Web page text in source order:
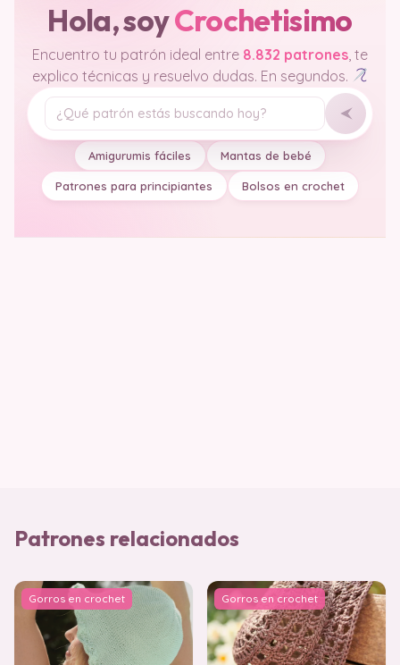
Hola, soyCrochetisimo
Encuentro tu patrón ideal entre 8.832 patrones , te
explico técnicas y resuelvo dudas. En segundos.
Tu pregunta
Amigurumis fáciles Mantas de bebé
Patrones para principiantes Bolsos en crochet
Patrones relacionados
Gorros en crochet Gorros en crochet